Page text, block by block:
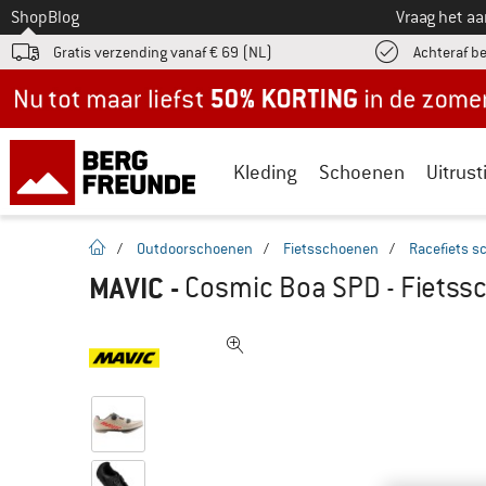
Naar
ShopBlog Vraag het
Gratis verzending vanaf € 69 (NL) Achteraf
Kleding Schoenen
Startpagina
/ Outdoorschoenen / Fietsschoenen / Racefiets
MAVIC - Cosmic Boa SPD -